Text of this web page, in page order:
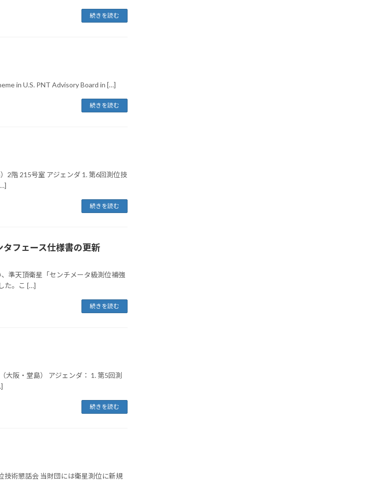
続きを読む
in U.S. PNT Advisory Board in […]
続きを読む
2階 215号室 アジェンダ 1. 第6回測位技
続きを読む
フェース仕様書の更新
準天頂衛星「センチメータ級測位補強
た。こ […]
続きを読む
大阪・堂島） アジェンダ： 1. 第5回測
続きを読む
術懇話会 当財団には衛星測位に新規